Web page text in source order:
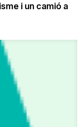
i un camió a